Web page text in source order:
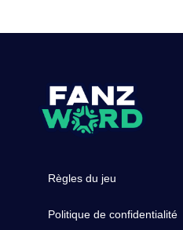
Règles du jeu
Politique de confidentialité